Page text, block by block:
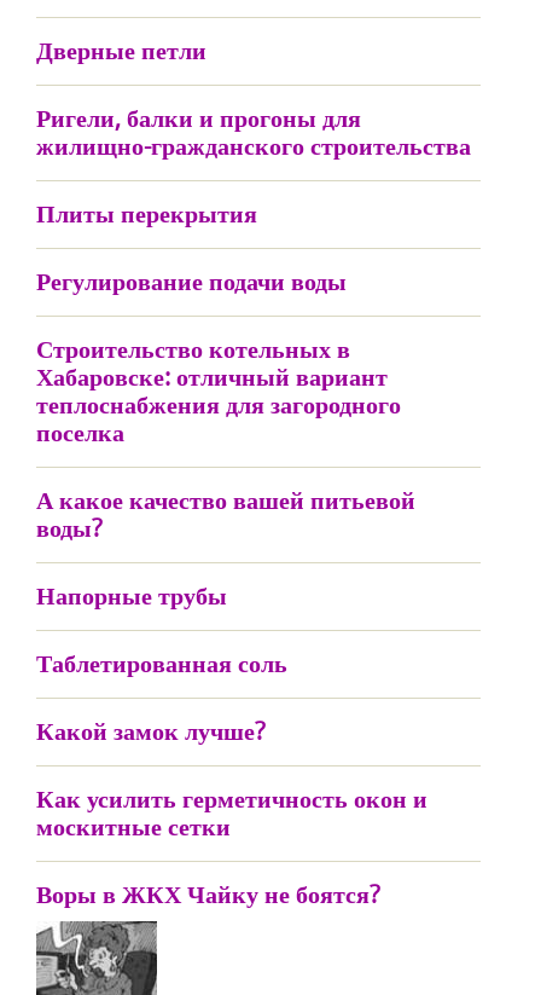
Дверные петли
Ригели, балки и прогоны для
жилищно-гражданского строительства
Плиты перекрытия
Регулирование подачи воды
Строительство котельных в
Хабаровске: отличный вариант
теплоснабжения для загородного
поселка
А какое качество вашей питьевой
воды?
Напорные трубы
Таблетированная соль
Какой замок лучше?
Как усилить герметичность окон и
москитные сетки
Воры в ЖКХ Чайку не боятся?